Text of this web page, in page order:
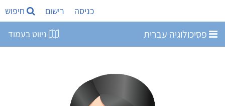
כניסה רישום חיפוש
פסיכולוגיה עברית ניווט בעמוד